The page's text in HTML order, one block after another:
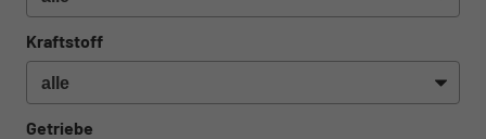
Kraftstoff
Getriebe